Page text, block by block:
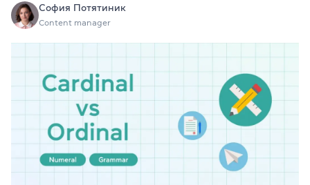
Подготовка к экзаменам
Больше о нас
Проверитьсвойуровень
Оставить заявку
София Потятиник
Content manager